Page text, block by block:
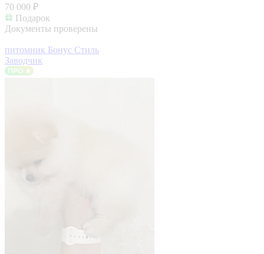
70 000 ₽
Подарок
Документы проверены
питомник Бонус Стиль
Заводчик